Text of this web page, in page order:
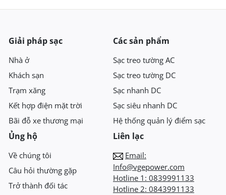
Giải pháp sạc
Nhà ở
Khách sạn
Trạm xăng
Kết hợp điện mặt trời
Bãi đỗ xe thương mại
Các sản phẩm
Sạc treo tường AC
Sạc treo tường DC
Sạc nhanh DC
Sạc siêu nhanh DC
Hệ thống quản lý điểm sạc
Ủng hộ
Về chúng tôi
Câu hỏi thường gặp
Trở thành đối tác
Liên lạc
Email:
Info@vgepower.com
Hotline 1: 0839991133
Hotline 2: 0843991133